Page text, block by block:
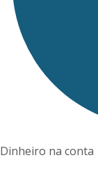
Dinheiro na conta